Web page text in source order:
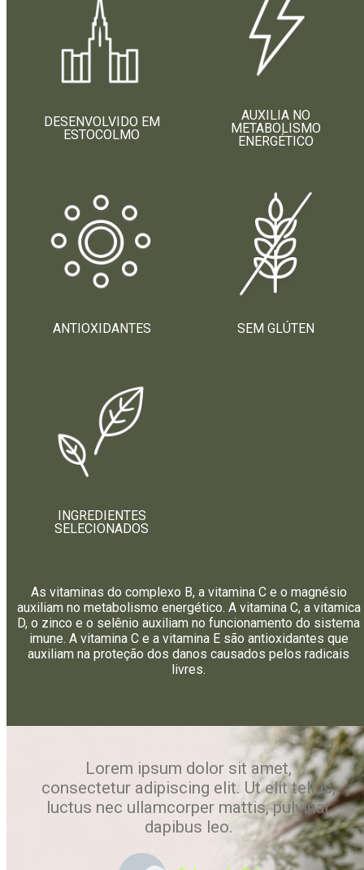
DESENVOLVIDO EM
ESTOCOLMO
AUXILIA NO
METABOLISMO
ENERGÉTICO
ANTIOXIDANTES SEM GLÚTEN
INGREDIENTES
SELECIONADOS
As vitaminas do complexo B, a vitamina C e o magnésio
auxiliam no metabolismo energético. A vitamina C, a vitamica
D, o zinco e o selênio auxiliam no funcionamento do sistema
imune. A vitamina C e a vitamina E são antioxidantes que
auxiliam na proteção dos danos causados pelos radicais
livres.
Lorem ipsum dolor sit amet,
consectetur adipiscing elit. Ut elit tellus,
luctus nec ullamcorper mattis, pulvinar
dapibus leo.